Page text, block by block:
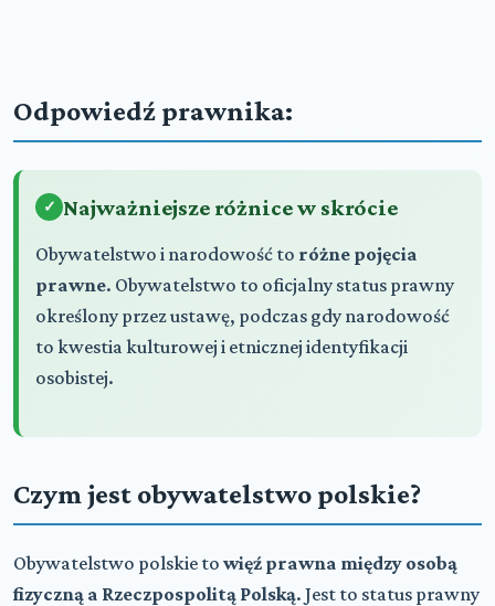
Odpowiedź prawnika:
Najważniejsze różnice w skrócie
Obywatelstwo i narodowość to różne pojęcia
prawne. Obywatelstwo to oficjalny status prawny
określony przez ustawę, podczas gdy narodowość
to kwestia kulturowej i etnicznej identyfikacji
osobistej.
Czym jest obywatelstwo polskie?
Obywatelstwo polskie to więź prawna między osobą
fizyczną a Rzeczpospolitą Polską. Jest to status prawny